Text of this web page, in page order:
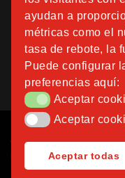
ayudan a
métricas como el
tasa de rebote, la
Puede configurar
preferencias aquí:
Aceptar cookies
Aceptar
Aceptar cookies
Aceptar
Aceptar todas
Copyright © 2026
reservados.